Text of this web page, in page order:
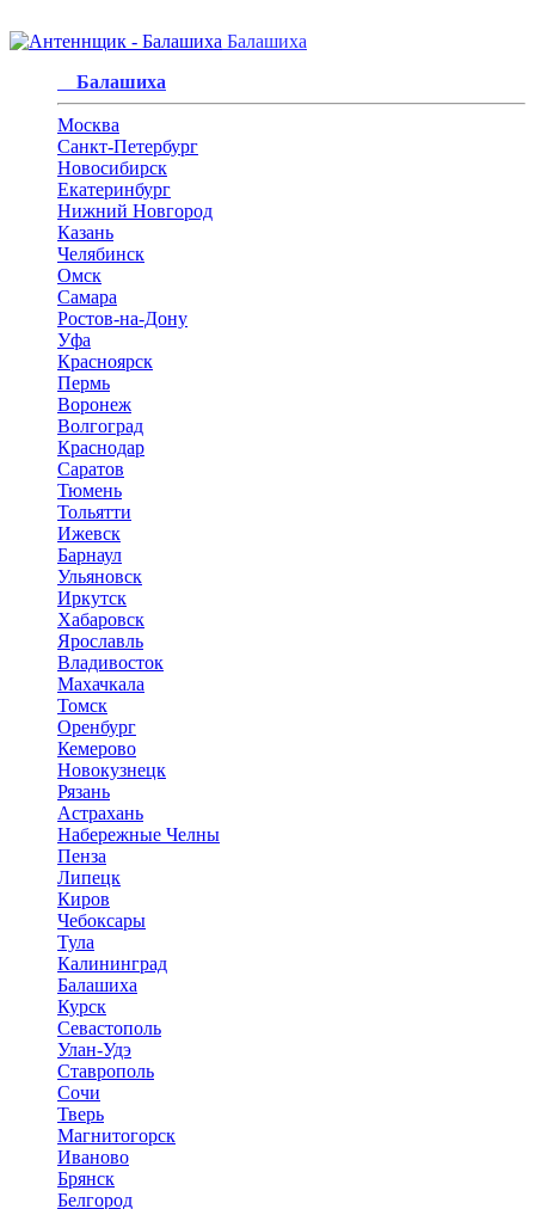
Балашиха
Балашиха
Москва
Санкт-Петербург
Новосибирск
Екатеринбург
Нижний Новгород
Казань
Челябинск
Омск
Самара
Ростов-на-Дону
Уфа
Красноярск
Пермь
Воронеж
Волгоград
Краснодар
Саратов
Тюмень
Тольятти
Ижевск
Барнаул
Ульяновск
Иркутск
Хабаровск
Ярославль
Владивосток
Махачкала
Томск
Оренбург
Кемерово
Новокузнецк
Рязань
Астрахань
Набережные Челны
Пенза
Липецк
Киров
Чебоксары
Тула
Калининград
Балашиха
Курск
Севастополь
Улан-Удэ
Ставрополь
Сочи
Тверь
Магнитогорск
Иваново
Брянск
Белгород